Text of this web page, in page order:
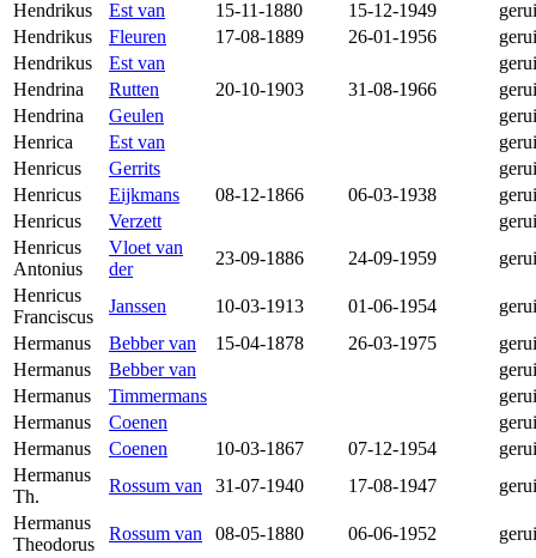
Hendrikus
Est van 15-11-1880 15-12-1949
Hendrikus
Fleuren 17-08-1889 26-01-1956
Hendrikus
Est van
Hendrina
Rutten 20-10-1903 31-08-1966
Hendrina
Geulen
Henrica
Est van
Henricus
Gerrits
Henricus
Eijkmans 08-12-1866 06-03-1938
Henricus
Verzett
Henricus
Antonius
Vloet van
der
23-09-1886 24-09-1959
Henricus
Franciscus
Janssen 10-03-1913 01-06-1954
Hermanus
Bebber van 15-04-1878 26-03-1975
Hermanus
Bebber van
Hermanus
Timmermans
Hermanus
Coenen
Hermanus
Coenen 10-03-1867 07-12-1954
Hermanus
Th.
Rossum van 31-07-1940 17-08-1947
Hermanus
Theodorus
Rossum van 08-05-1880 06-06-1952